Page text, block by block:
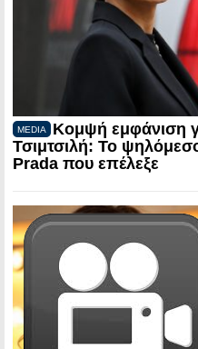
MEDIA
Κομψή εμφάνιση
Τσιμτσιλή: Το
Prada που επέλεξε